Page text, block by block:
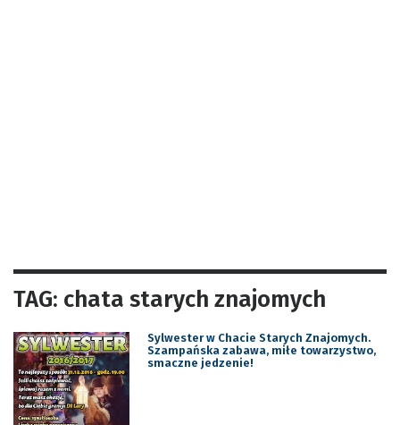
TAG: chata starych znajomych
Sylwester w Chacie Starych Znajomych.
Szampańska zabawa, miłe towarzystwo,
smaczne jedzenie!